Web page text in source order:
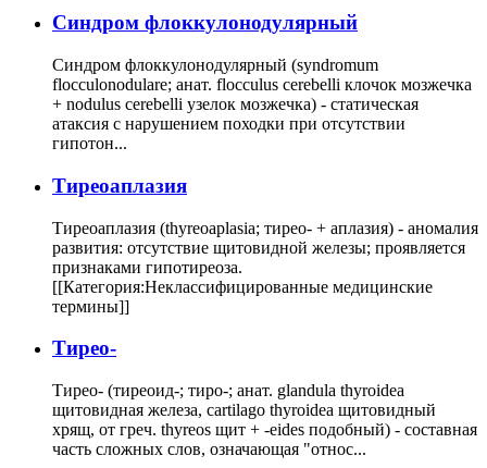
Cиндром флоккулонодулярный
Синдром флоккулонодулярный (syndromum
flocculonodulare; анат. flocculus cerebelli клочок мозжечка
+ nodulus cerebelli узелок мозжечка) - статическая
атаксия с нарушением походки при отсутствии
гипотон...
Тиреоаплазия
Тиреоаплазия (thyreoaplasia; тирео- + аплазия) - аномалия
развития: отсутствие щитовидной железы; проявляется
признаками гипотиреоза.
[[Категория:Неклассифицированные медицинские
термины]]
Тирео-
Тирео- (тиреоид-; тиро-; анат. glandula thyroidea
щитовидная железа, cartilago thyroidea щитовидный
хрящ, от греч. thyreos щит + -eides подобный) - составная
часть сложных слов, означающая "относ...